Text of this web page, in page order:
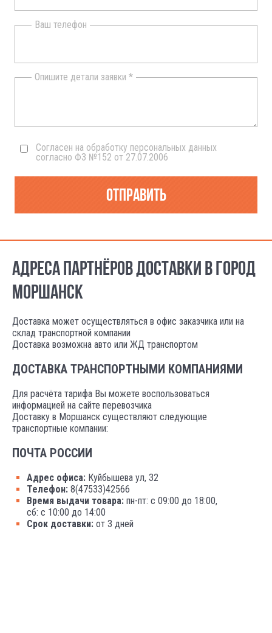
Ваш телефон
Опишите детали заявки *
Согласен на обработку персональных данных
согласно ФЗ №152 от 27.07.2006
Отправить
АДРЕСА ПАРТНЁРОВ ДОСТАВКИ В ГОРОД
МОРШАНСК
Доставка может осуществляться в офис заказчика или на
склад транспортной компании
Доставка возможна авто или ЖД транспортом
ДОСТАВКА ТРАНСПОРТНЫМИ КОМПАНИЯМИ
Для расчёта тарифа Вы можете воспользоваться
информацией на сайте перевозчика
Доставку в Моршанск существляют следующие
транспортные компании:
ПОЧТА РОССИИ
Адрес офиса: Куйбышева ул, 32
Телефон: 8(47533)42566
Время выдачи товара: пн-пт: с 09:00 до 18:00,
сб: с 10:00 до 14:00
Срок доставки: от 3 дней